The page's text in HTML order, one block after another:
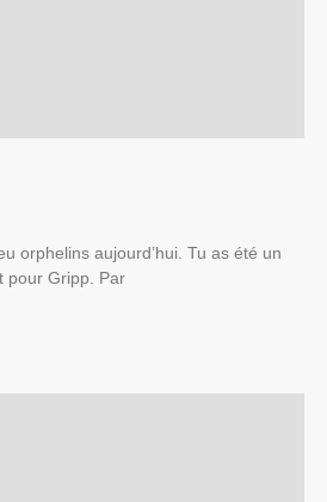
orphelins aujourd’hui. Tu as été un
pour Gripp. Par